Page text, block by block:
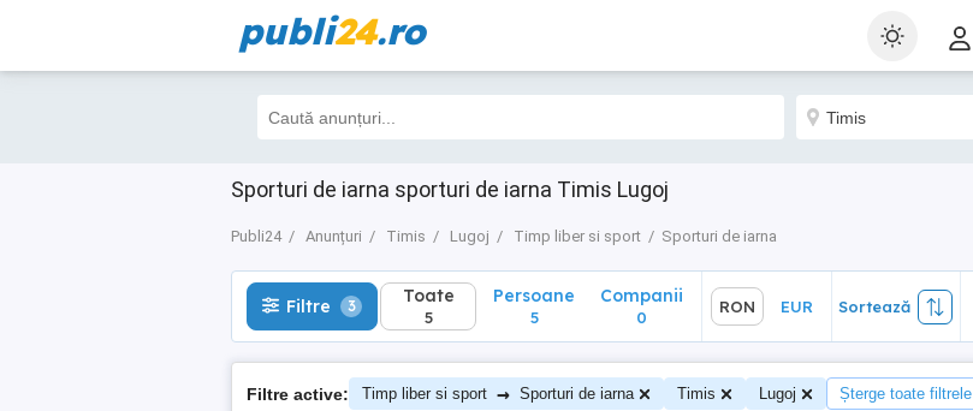
publi24.ro
Sporturi de iarna sporturi de iarna Timis Lugoj
Publi24 Anunțuri Timis Lugoj Timp liber si sport Sporturi de iarna
Filtre 3 Toate
5
Sortează
Filtre 3 Toate
5
Persoane
5
Companii
0
RON EUR Sortează
Filtre active: Timp liber si sport → Sporturi de iarna Timis Lugoj Șterge toate filtrele